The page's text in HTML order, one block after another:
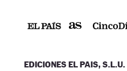
EDICIONES EL PAIS, S.L.U.